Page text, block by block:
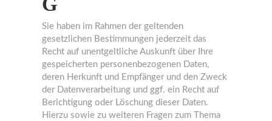
Sie haben im Rahmen der geltenden
gesetzlichen Bestimmungen jederzeit das
Recht auf unentgeltliche Auskunft über Ihre
gespeicherten personenbezogenen Daten,
deren Herkunft und Empfänger und den Zweck
der Datenverarbeitung und ggf. ein Recht auf
Berichtigung oder Löschung dieser Daten.
Hierzu sowie zu weiteren Fragen zum Thema